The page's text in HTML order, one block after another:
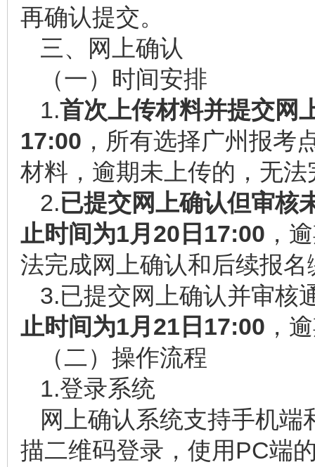
再确认提交。
三、网上确认
（一）时间安排
1.首次上传材料并提交网
17:00 ，所有选择广州报考
材料，逾期未上传的，无
2.已提交网上确认但审核
止时间为1月 20 日 17:00 ，
法完成网上确认和后续报名
3.已提交网上确认并审核
止时间为1月 21 日17:00 ，
（二）操作流程
1.登录系统
网上确认系统支持手机
描二维码登录，使用PC端